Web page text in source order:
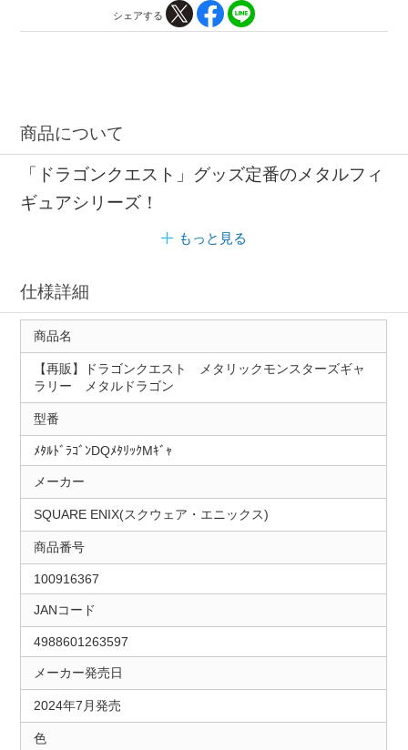
シェアする
商品について
「ドラゴンクエスト」グッズ定番のメタルフィ
ギュアシリーズ！
もっと見る
仕様詳細
商品名
【再販】ドラゴンクエスト メタリックモンスターズギャ
ラリー メタルドラゴン
型番
ﾒﾀﾙﾄﾞﾗｺﾞﾝDQﾒﾀﾘｯｸMｷﾞｬ
メーカー
SQUARE ENIX(スクウェア・エニックス)
商品番号
100916367
JANコード
4988601263597
メーカー発売日
2024年7月発売
色